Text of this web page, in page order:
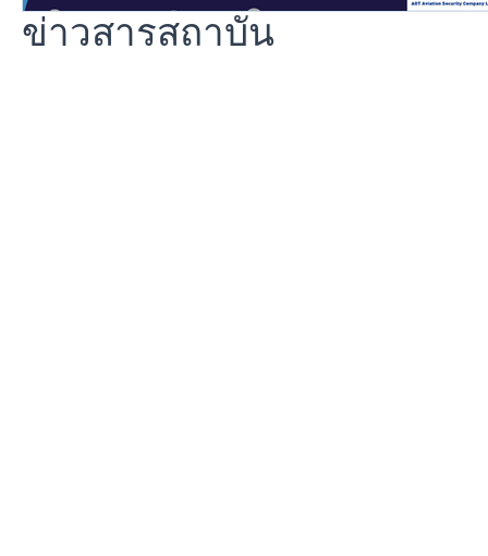
ข่าวสารสถาบัน